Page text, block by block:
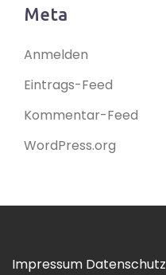
Meta
Anmelden
Eintrags-Feed
Kommentar-Feed
WordPress.org
Impressum Datenschutz